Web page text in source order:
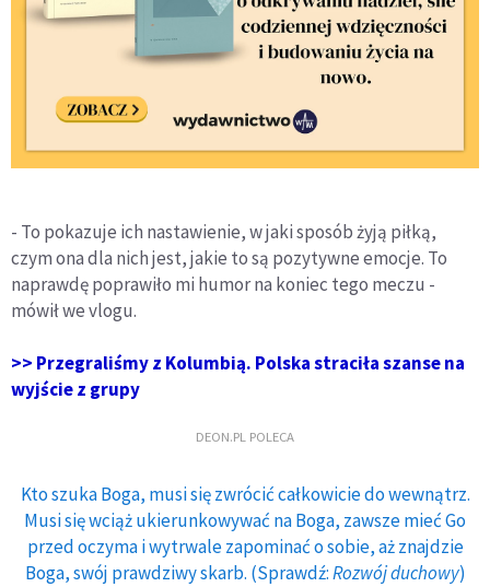
- To pokazuje ich nastawienie, w jaki sposób żyją piłką,
czym ona dla nich jest, jakie to są pozytywne emocje. To
naprawdę poprawiło mi humor na koniec tego meczu -
mówił we vlogu.
>> Przegraliśmy z Kolumbią. Polska straciła szanse na
wyjście z grupy
DEON.PL POLECA
Kto szuka Boga, musi się zwrócić całkowicie do wewnątrz.
Musi się wciąż ukierunkowywać na Boga, zawsze mieć Go
przed oczyma i wytrwale zapominać o sobie, aż znajdzie
Boga, swój prawdziwy skarb. (Sprawdź:Rozwój duchowy)